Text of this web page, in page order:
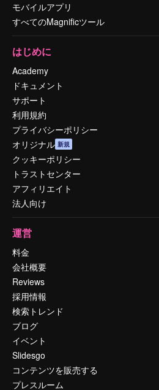
モバイルアプリ
すべてのMagnificツール
はじめに
Academy
ドキュメント
サポート
利用規約
プライバシーポリシー
オリジナル 新規
クッキーポリシー
トラストセンター
アフィリエイト
法人向け
運営
料金
会社概要
Reviews
採用情報
検索トレンド
ブログ
イベント
Slidesgo
コンテンツを販売する
プレスルーム